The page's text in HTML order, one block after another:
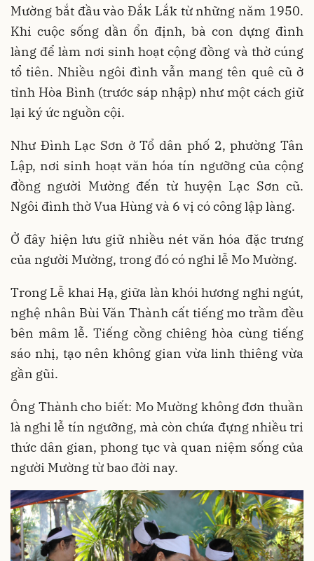
Mường bắt đầu vào Đắk Lắk từ những năm 1950.
Khi cuộc sống dần ổn định, bà con dựng đình
làng để làm nơi sinh hoạt cộng đồng và thờ cúng
tổ tiên. Nhiều ngôi đình vẫn mang tên quê cũ ở
tỉnh Hòa Bình (trước sáp nhập) như một cách giữ
lại ký ức nguồn cội.
Như Đình Lạc Sơn ở Tổ dân phố 2, phường Tân
Lập, nơi sinh hoạt văn hóa tín ngưỡng của cộng
đồng người Mường đến từ huyện Lạc Sơn cũ.
Ngôi đình thờ Vua Hùng và 6 vị có công lập làng.
Ở đây hiện lưu giữ nhiều nét văn hóa đặc trưng
của người Mường, trong đó có nghi lễ Mo Mường.
Trong Lễ khai Hạ, giữa làn khói hương nghi ngút,
nghệ nhân Bùi Văn Thành cất tiếng mo trầm đều
bên mâm lễ. Tiếng cồng chiêng hòa cùng tiếng
sáo nhị, tạo nên không gian vừa linh thiêng vừa
gần gũi.
Ông Thành cho biết: Mo Mường không đơn thuần
là nghi lễ tín ngưỡng, mà còn chứa đựng nhiều tri
thức dân gian, phong tục và quan niệm sống của
người Mường từ bao đời nay.